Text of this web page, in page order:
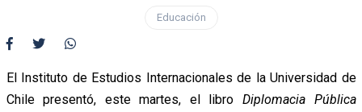
Educación
El Instituto de Estudios Internacionales de la Universidad de
Chile presentó, este martes, el libro Diplomacia Pública